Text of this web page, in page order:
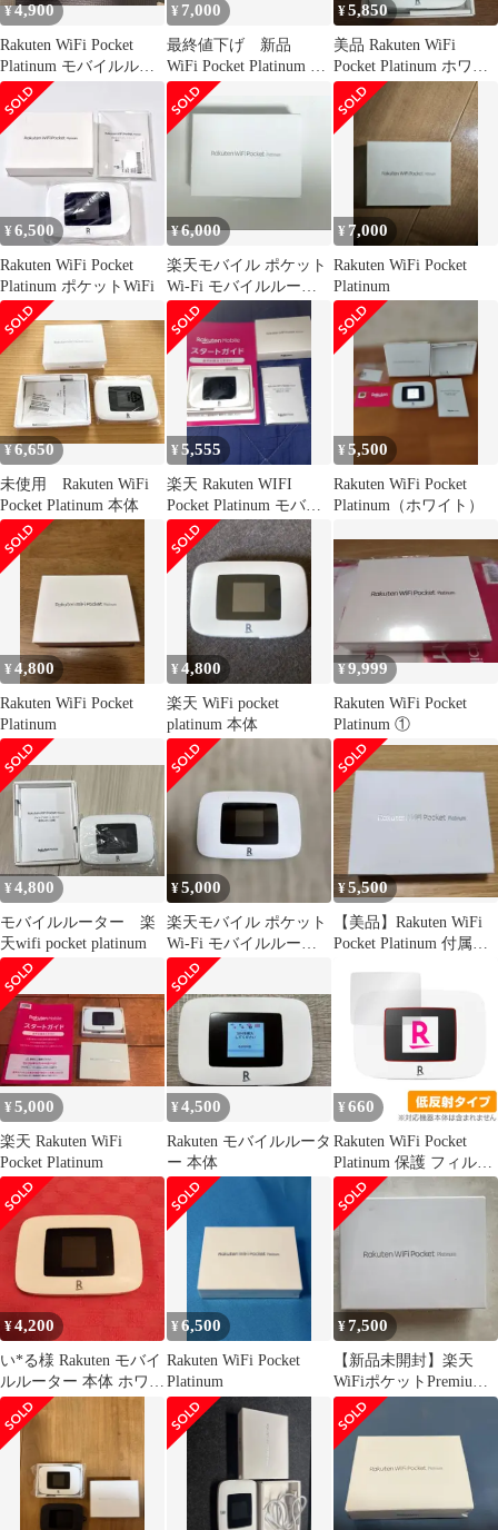
¥4,900
Rakuten WiFi Pocket
Platinum モバイルルー
ター
¥ 7,000
最終値下げ 新品
WiFi Pocket Platinum 楽
天モバイル
¥5,850
美品 Rakuten WiFi
Pocket Platinum ホワイ
ト 本体
¥6,500
Rakuten WiFi Pocket
Platinum ポケットWiFi
¥6,000
楽天モバイル ポケット
Wi-Fi モバイルルータ
ー
¥ 7,000
Rakuten WiFi Pocket
Platinum
¥6,650
未使用 Rakuten WiFi
Pocket Platinum 本体
¥5,555
楽天 Rakuten WIFI
Pocket Platinum モバイ
ルルーター
¥5,500
Rakuten WiFi Pocket
Platinum（ホワイト）
¥4,800
Rakuten WiFi Pocket
Platinum
¥4,800
楽天 WiFi pocket
platinum 本体
¥9,999
Rakuten WiFi Pocket
Platinum ①
¥4,800
モバイルルーター 楽
天wifi pocket platinum
¥5,000
楽天モバイル ポケット
Wi-Fi モバイルルータ
ー
¥5,500
【美品】Rakuten WiFi
Pocket Platinum 付属品
¥5,000
楽天 Rakuten WiFi
Pocket Platinum
¥4,500
Rakuten モバイルルータ
ー 本体
¥ 660
Rakuten WiFi Pocket
Platinum 保護 フィルム
OverLay Plus for ポケッ
トワイファイ 液晶保護
アンチグレア 反射防止
非光沢 指紋防止
¥4,200
い*る様 Rakuten モバイ
ルルーター 本体 ホワイ
ト
¥6,500
Rakuten WiFi Pocket
Platinum
¥7,500
【新品未開封】楽天
WiFiポケットPremium
Rakuten